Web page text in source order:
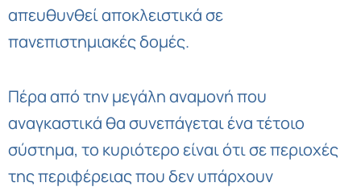
απευθυνθεί αποκλειστικά σε
πανεπιστημιακές δομές.
Πέρα από την μεγάλη αναμονή που
αναγκαστικά θα συνεπάγεται ένα τέτοιο
σύστημα, το κυριότερο είναι ότι σε περιοχές
της περιφέρειας που δεν υπάρχουν